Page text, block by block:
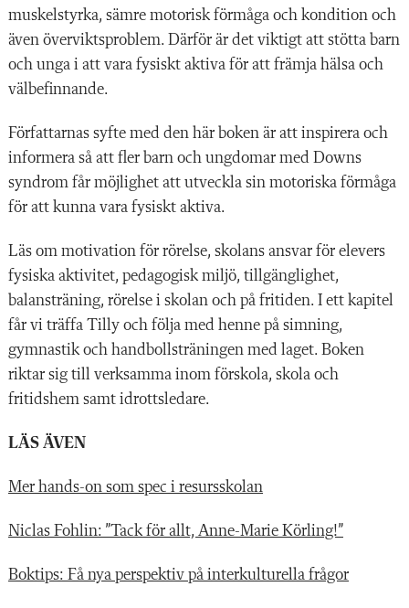
muskelstyrka, sämre motorisk förmåga och kondition och
även överviktsproblem. Därför är det viktigt att stötta barn
och unga i att vara fysiskt aktiva för att främja hälsa och
välbefinnande.
Författarnas syfte med den här boken är att inspirera och
informera så att fler barn och ungdomar med Downs
syndrom får möjlighet att utveckla sin motoriska förmåga
för att kunna vara fysiskt aktiva.
Läs om motivation för rörelse, skolans ansvar för elevers
fysiska aktivitet, pedagogisk miljö, tillgänglighet,
balansträning, rörelse i skolan och på fritiden. I ett kapitel
får vi träffa Tilly och följa med henne på simning,
gymnastik och handbollsträningen med laget. Boken
riktar sig till verksamma inom förskola, skola och
fritidshem samt idrottsledare.
LÄS ÄVEN
Mer hands-on som spec i resursskolan
Niclas Fohlin: ”Tack för allt, Anne-Marie Körling!”
Boktips: Få nya perspektiv på interkulturella frågor